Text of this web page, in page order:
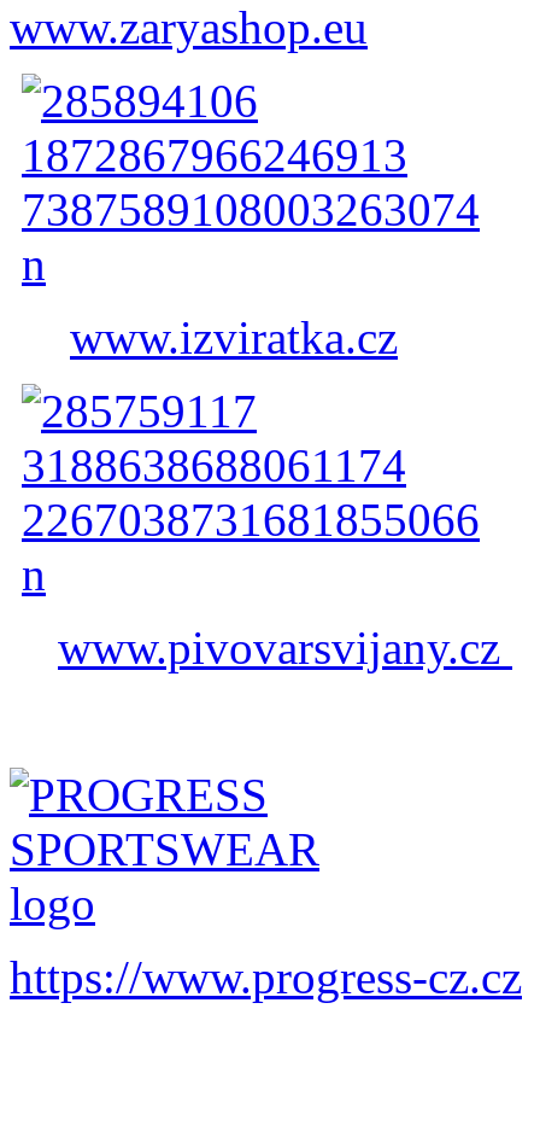
www.zaryashop.eu
www.izviratka.cz
www.pivovarsvijany.cz
https://www.progress-cz.cz